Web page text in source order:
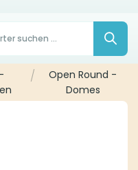
/
Open Round -
Domes